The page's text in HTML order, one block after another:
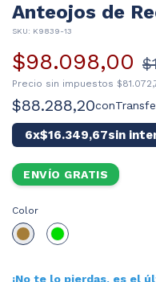
Anteojos de
SKU: K9839-13
$98.098,00
Precio sin impuestos
$88.288,20con
6x$16.349,67sin
ENVÍO GRATIS
Color
¡No te lo pierdas, es el